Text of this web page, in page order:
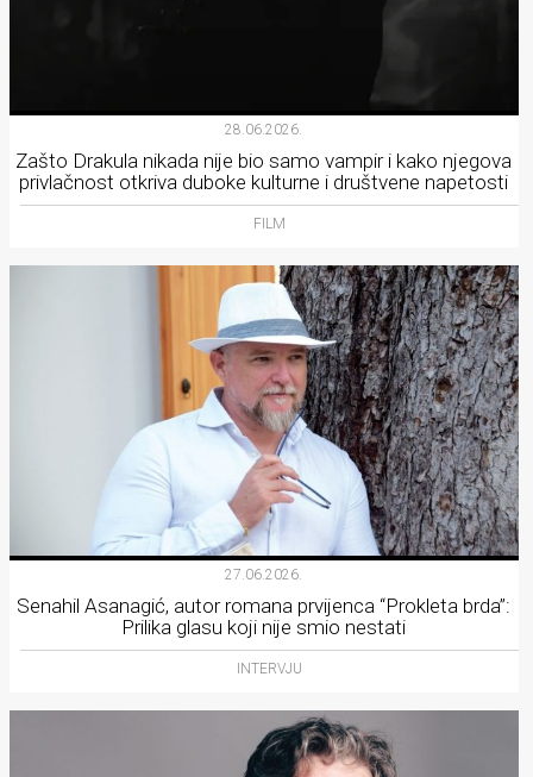
28.06.2026.
Zašto Drakula nikada nije bio samo vampir i kako njegova
privlačnost otkriva duboke kulturne i društvene napetosti
FILM
27.06.2026.
Senahil Asanagić, autor romana prvijenca “Prokleta brda”:
Prilika glasu koji nije smio nestati
INTERVJU